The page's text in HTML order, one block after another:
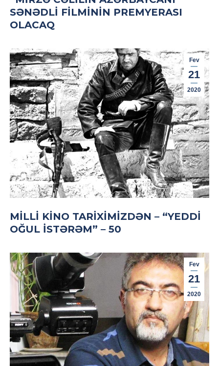
SƏNƏDLI FILMININ PREMYERASI
OLACAQ
Fev
21
2020
MILLI KINO TARIXIMIZDƏN – “YEDDI
OĞUL ISTƏRƏM” – 50
Fev
21
2020